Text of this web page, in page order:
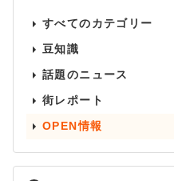
すべてのカテゴリー
豆知識
話題のニュース
街レポート
OPEN情報